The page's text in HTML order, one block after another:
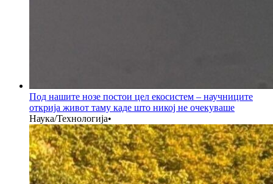
Под нашите нозе постои цел екосистем – научниците
открија живот таму каде што никој не очекуваше
Наука/Технологија•